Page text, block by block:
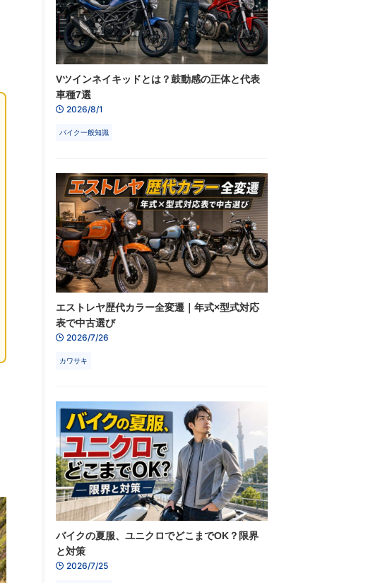
Vツインネイキッドとは？鼓動感の正体と代表
車種7選
2026/8/1
バイク一般知識
エストレヤ歴代カラー全変遷｜年式×型式対応
表で中古選び
2026/7/26
カワサキ
バイクの夏服、ユニクロでどこまでOK？限界
と対策
2026/7/25